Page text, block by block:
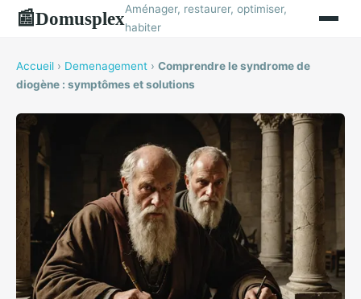
📰DomusplexAménager, restaurer, optimiser,
habiter
Accueil › Demenagement › Comprendre le syndrome de
diogène : symptômes et solutions